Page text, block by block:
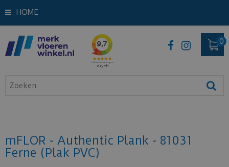
HOME
mFLOR - Authentic Plank - 81031
Ferne (Plak PVC)